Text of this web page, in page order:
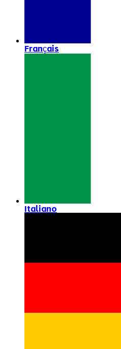
Français
Italiano